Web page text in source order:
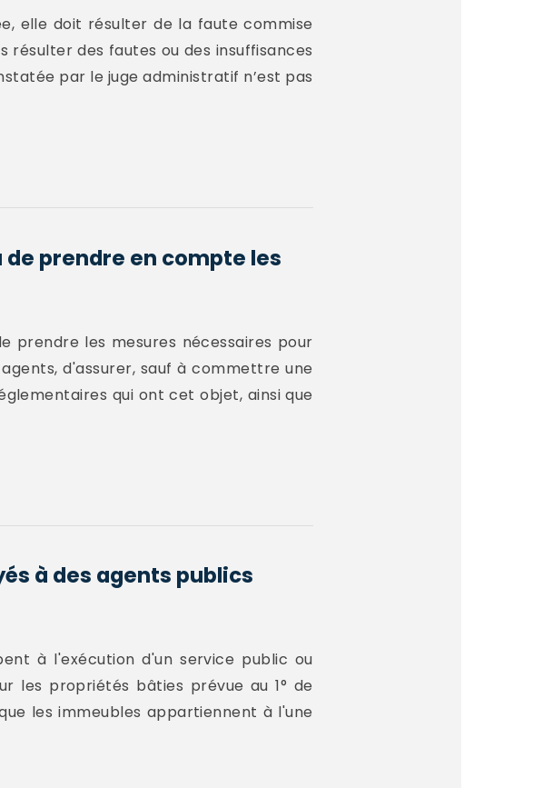
elle doit résulter de la faute commise
des fautes ou des insuffisances
par le juge administratif n’est pas
prendre en compte les
prendre les mesures nécessaires pour
d'assurer, sauf à commettre une
qui ont cet objet, ainsi que
à des agents publics
à l'exécution d'un service public ou
les propriétés bâties prévue au 1° de
les immeubles appartiennent à l'une